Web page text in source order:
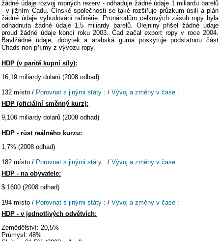
žádné údaje rozvoj ropných rezerv - odhaduje žádné údaje 1 miliardu barelů
- v jižním Čadu. Čínské společnosti se také rozšiřuje průzkum úsilí a plán
žádné údaje vybudování rafinérie. Pronárodům celkových zásob ropy byla
odhadnuta žádné údaje 1,5 miliardy barelů. Olejniny přišel žádné údaje
proud žádné údaje konci roku 2003. Čad začal export ropy v roce 2004.
Bavlžádné údaje, dobytek a arabská guma poskytuje podstatnou část
Chads non-příjmy z vývozu ropy.
HDP (v paritě kupní síly):
16,19 miliardy dolarů (2008 odhad)
132 místo / Porovnat s jinými státy : / Vývoj a změny v čase :
HDP (oficiální směnný kurz):
9,106 miliardy dolarů (2008 odhad)
HDP - růst reálného kurzu:
1,7% (2008 odhad)
182 místo / Porovnat s jinými státy : / Vývoj a změny v čase :
HDP - na obyvatele:
$ 1600 (2008 odhad)
194 místo / Porovnat s jinými státy : / Vývoj a změny v čase :
HDP - v jednotlivých odvětvích:
Zemědělství: 20,5%
Průmysl: 48%